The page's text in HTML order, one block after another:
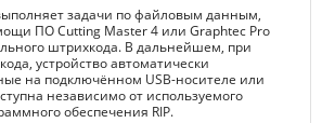
задачи по файловым данным,
ПО Cutting Master 4 или Graphtec Pro
штрихкода. В дальнейшем, при
устройство автоматически
на подключённом USB-носителе или
независимо от используемого
обеспечения RIP.